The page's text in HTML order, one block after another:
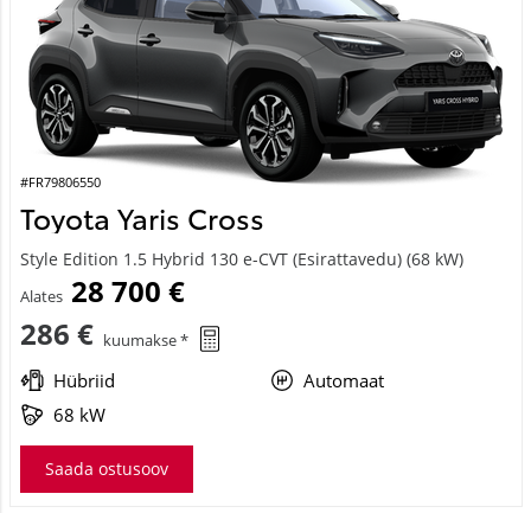
#FR79806550
Toyota Yaris Cross
Style Edition 1.5 Hybrid 130 e-CVT (Esirattavedu) (68 kW)
Alates 28 700 €
286 € kuumakse *
Hübriid
Automaat
68 kW
Saada ostusoov